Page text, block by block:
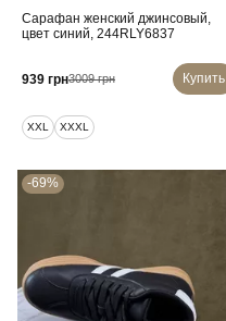
Сарафан женский джинсовый,
цвет синий, 244RLY6837
939 грн3009 грн Купить
XXL XXXL
-69%